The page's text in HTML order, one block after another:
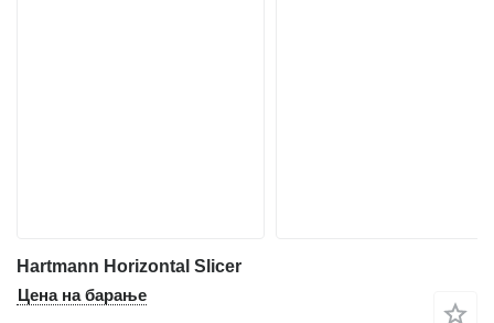
Hartmann Horizontal Slicer
Цена на барање